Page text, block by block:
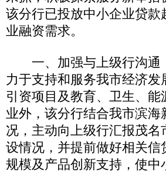
该分行已投放中小企业贷
业融资需求。
一、加强与上级行沟通
力于支持和服务我市经济
引资项目及教育、卫生、
业外，该分行结合我市滨
况，主动向上级行汇报茂
设情况，并提前做好相关
规模及产品创新支持，使